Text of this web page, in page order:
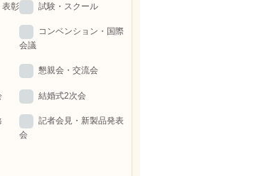
表彰
試験・スクール
コンベンション・国際
会議
懇親会・交流会
結婚式2次会
記者会見・新製品発表
会